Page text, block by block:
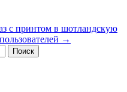
с принтом в шотландскую
→